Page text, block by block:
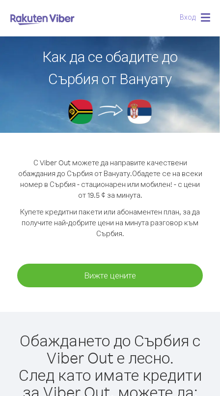
Вход
Как да се обадите до
Сърбия от Вануату
С Viber Out можете да направите качествени
обаждания до Сърбия от Вануату.Обадете се на всеки
номер в Сърбия - стационарен или мобилен! - с цени
от 19.5 ¢ за минута.
Купете кредитни пакети или абонаментен план, за да
получите най-добрите цени на минута разговор към
Сърбия.
Вижте цените
Обаждането до Сърбия с
Viber Out е лесно.
След като имате кредити
за Viber Out, можете да: